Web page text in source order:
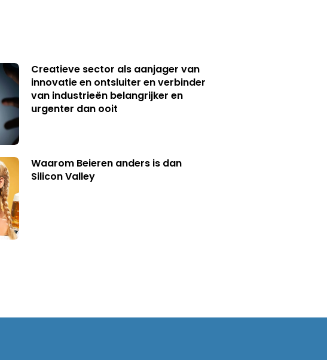
Creatieve sector als aanjager van
innovatie en ontsluiter en verbinder
van industrieën belangrijker en
urgenter dan ooit
Waarom Beieren anders is dan
Silicon Valley